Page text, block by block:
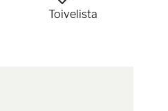
Toivelista